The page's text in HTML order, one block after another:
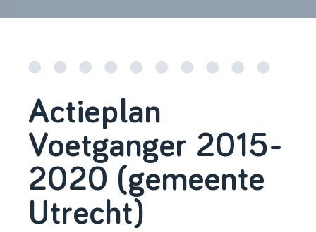
Actieplan
Voetganger 2015-
2020 (gemeente
Utrecht)